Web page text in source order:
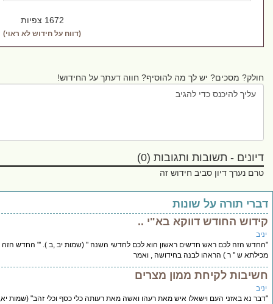
(דווח על חידוש לא ראוי)
מסכים? יש לך מה להוסיף? חווה דעתך על החידוש!
- תשובות ותגובות (0)
דיון סביב חידוש זה
על שונות
החודש דווקא בא"י ..
לכם ראש חדשים ראשון הוא לכם לחדשי השנה " (שמות יב ,ב ). '" החדש הזה " - (
ש " ר ) הראהו לבנה בחידושה , ואמר
לקיחת ממון מצרים
באזני העם וישאלו איש מאת רעהו ואשה מאת רעותה כלי כסף וכלי זהב" (שמות יא,ב).